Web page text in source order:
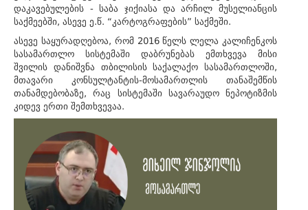
დაკავებულების - საბა ჯიქიასა და არჩილ მუსელიანცის
საქმეებში, ასევე ე.წ. “კარტოგრაფების” საქმეში.
ასევე საყურადღებოა, რომ 2016 წელს ლელა კალიჩენკოს
სასამართლო სისტემაში დაბრუნებას ემთხვევა მისი
შვილის დანიშვნა თბილისის საქალაქო სასამართლოში,
მთავარი კონსულტანტის-მოსამართლის თანაშემწის
თანამდებობაზე, რაც სისტემაში სავარაუდო ნეპოტიზმის
კიდევ ერთი შემთხვევაა.